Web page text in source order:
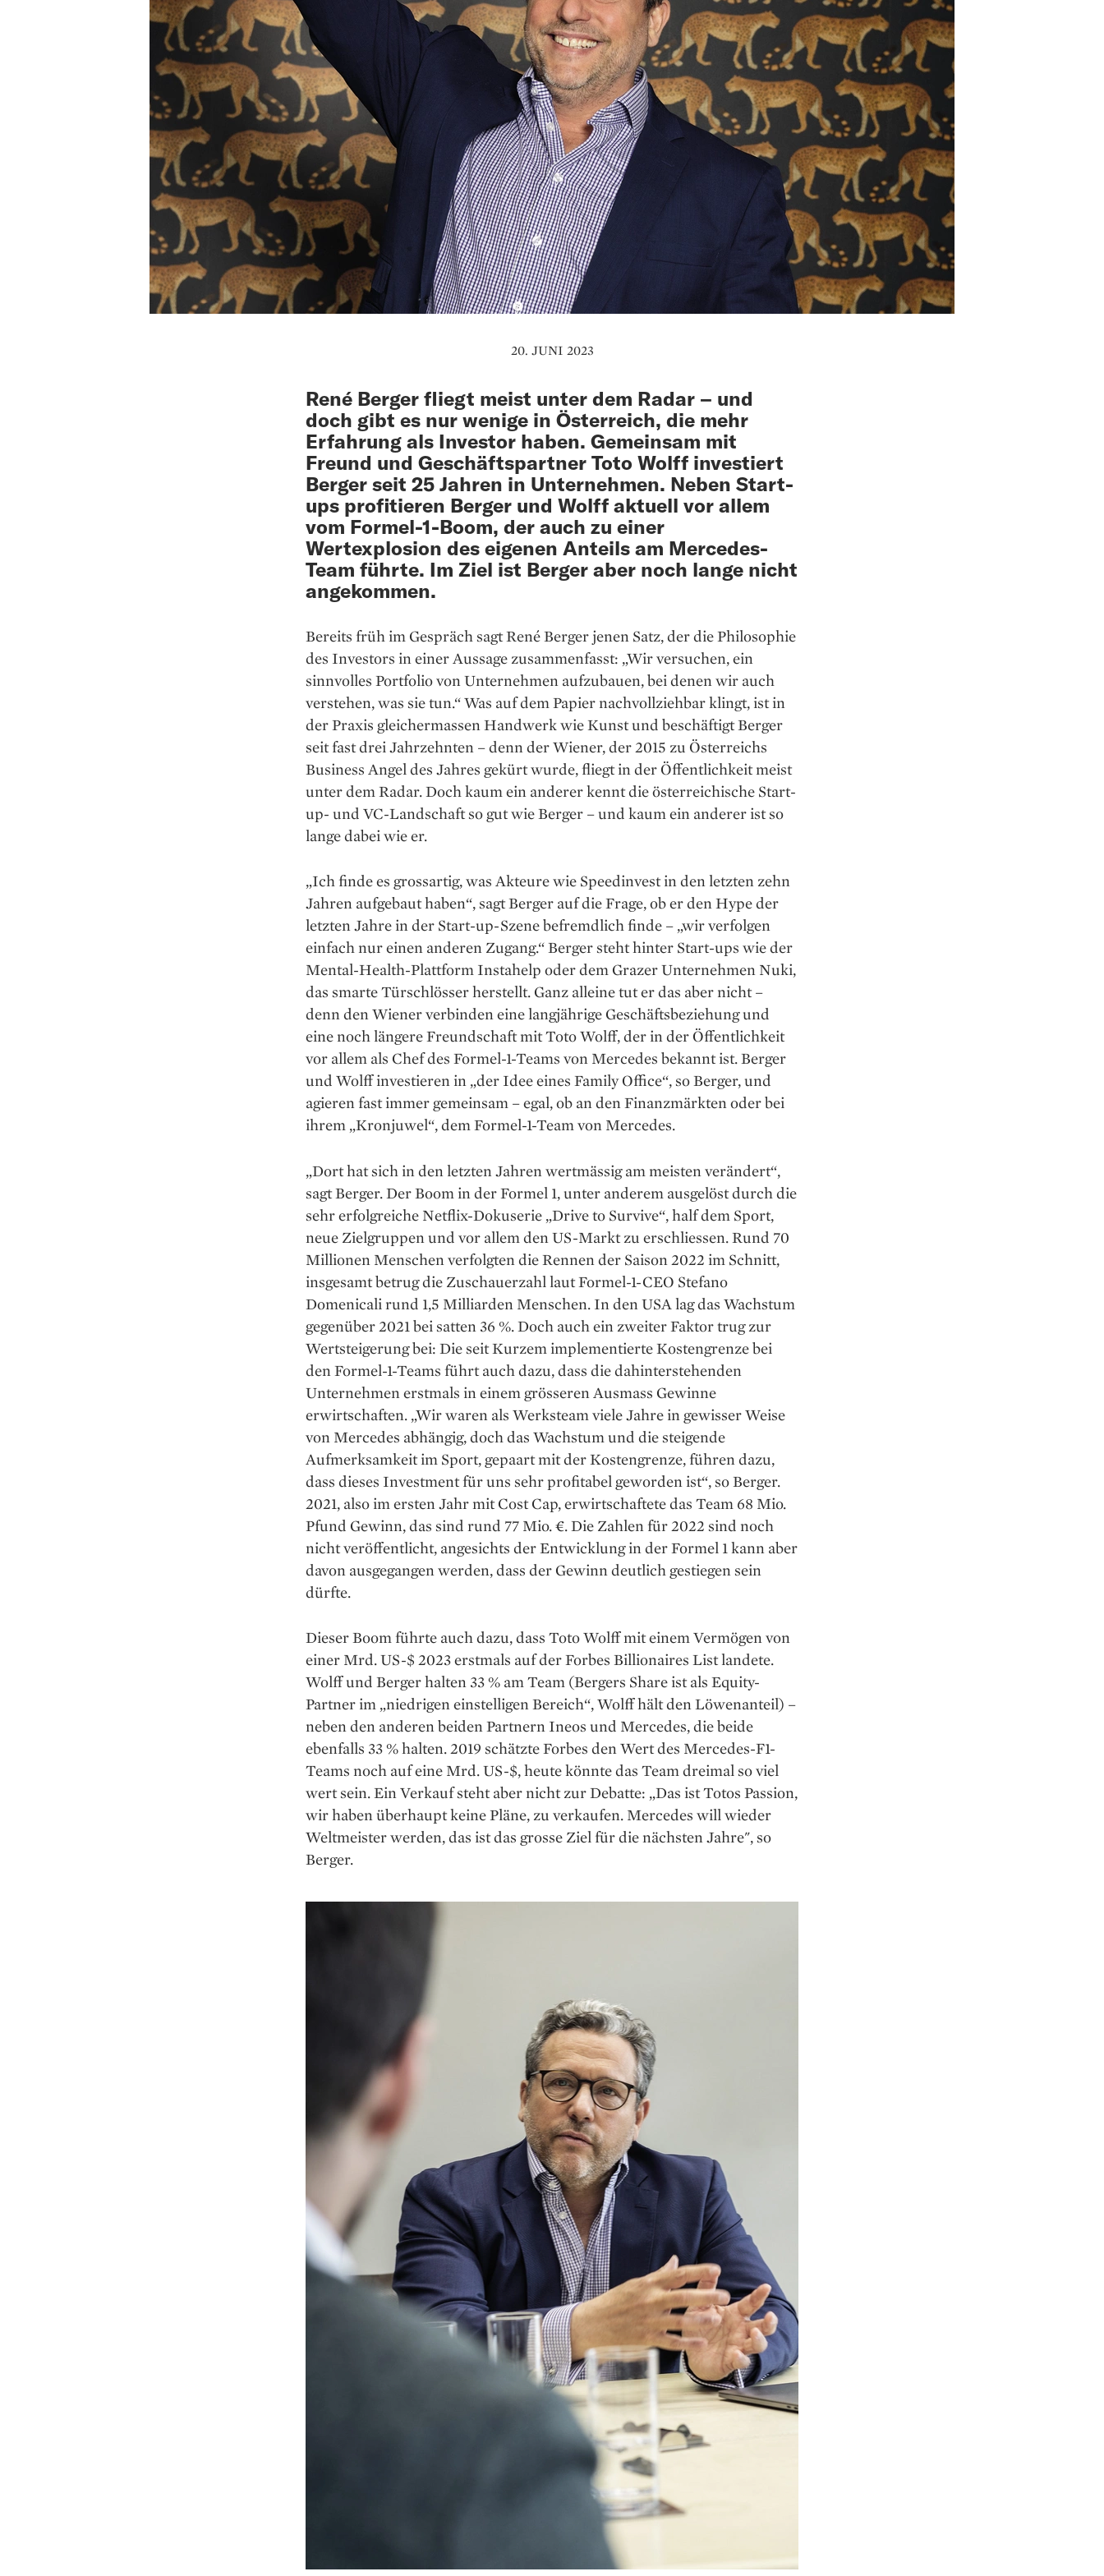
20. JUNI 2023
René Berger fliegt meist unter dem Radar – und
doch gibt es nur wenige in Österreich, die mehr
Erfahrung als Investor haben. Gemeinsam mit
Freund und Geschäftspartner Toto Wolff investiert
Berger seit 25 Jahren in Unternehmen. Neben Start-
ups profitieren Berger und Wolff aktuell vor allem
vom Formel-1-Boom, der auch zu einer
Wertexplosion des eigenen Anteils am Mercedes-
Team führte. Im Ziel ist Berger aber noch lange nicht
angekommen.
Bereits früh im Gespräch sagt René Berger jenen Satz, der die Philo­sophie
des Investors in einer Aussage zusammenfasst: „Wir versuchen, ein
sinnvolles Portfolio von Unternehmen aufzubauen, bei denen wir auch
verstehen, was sie tun.“ Was auf dem Papier nachvollziehbar klingt, ist in
der Praxis gleichermassen Hand­werk wie Kunst und beschäftigt Berger
seit fast drei Jahrzehnten – denn der Wiener, der 2015 zu Österreichs
Business Angel des Jahres gekürt wurde, fliegt in der Öffentlichkeit meist
unter dem Radar. Doch kaum ein anderer kennt die österreichische Start-
up- und VC-Landschaft so gut wie Berger – und kaum ein anderer ist so
lange dabei wie er.
„Ich finde es grossartig, was Akteure wie Speedinvest in den letzten zehn
Jahren aufgebaut haben“, sagt Berger auf die Frage, ob er den Hype der
letzten Jahre in der Start-up-Szene befremdlich finde – „wir verfolgen
einfach nur einen anderen Zugang.“ Berger steht hinter Start-ups wie der
Mental-Health-Plattform Instahelp oder dem Grazer Unternehmen Nuki,
das smarte Türschlösser herstellt. Ganz alleine tut er das aber nicht –
denn den Wiener verbinden eine lang­jährige Geschäftsbeziehung und
eine noch längere Freundschaft mit Toto Wolff, der in der Öffentlichkeit
vor allem als Chef des Formel-1-Teams von Mercedes bekannt ist. Berger
und Wolff investieren in „der Idee eines Family Office“, so Berger, und
agieren fast immer gemeinsam – egal, ob an den Finanzmärkten oder bei
ihrem „Kronjuwel“, dem Formel-1-Team von Mercedes.
„Dort hat sich in den letzten Jahren wertmässig am meisten verändert“,
sagt Berger. Der Boom in der Formel 1, unter anderem ausgelöst durch die
sehr erfolg­reiche Netflix-Dokuserie „Drive to Survive“, half dem Sport,
neue Zielgruppen und vor allem den US-Markt zu erschliessen. Rund 70
Millionen Menschen verfolgten die Rennen der Saison 2022 im Schnitt,
insgesamt betrug die Zuschauerzahl laut Formel-1-CEO Stefano
Domenicali rund 1,5 Milliarden Menschen. In den USA lag das Wachstum
gegenüber 2021 bei satten 36 %. Doch auch ein zweiter Faktor trug zur
Wert­steigerung bei: Die seit Kurzem im­plementierte Kostengrenze bei
den Formel-1-Teams führt auch dazu, dass die dahinterstehenden
Unternehmen erstmals in einem grösseren Ausmass Gewinne
erwirtschaften. „Wir waren als Werksteam viele Jahre in gewisser Weise
von Mercedes abhängig, doch das Wachstum und die steigende
Aufmerksamkeit im Sport, gepaart mit der Kostengrenze, führen dazu,
dass dieses Investment für uns sehr profitabel geworden ist“, so Berger.
2021, also im ersten Jahr mit Cost Cap, erwirtschaftete das Team 68 Mio.
Pfund Gewinn, das sind rund 77 Mio. €. Die Zahlen für 2022 sind noch
nicht veröffentlicht, angesichts der Entwicklung in der Formel 1 kann aber
davon ausgegangen werden, dass der Gewinn deutlich ge­stiegen sein
dürfte.
Dieser Boom führte auch dazu, dass Toto Wolff mit einem ­Vermögen von
einer Mrd. US-$ 2023 erstmals auf der Forbes Billionaires List landete.
Wolff und Berger halten 33 % am Team (Bergers Share ist als Equity-
Partner im „niedrigen einstelligen Bereich“, Wolff hält den Löwenanteil) –
neben den anderen beiden Partnern Ineos und Mercedes, die beide
ebenfalls 33 % halten. 2019 schätzte Forbes den Wert des Mercedes-F1-
Teams noch auf eine Mrd. US-$, heute könnte das Team dreimal so viel
wert sein. Ein Verkauf steht aber nicht zur De­batte: „Das ist Totos Passion,
wir haben überhaupt keine Pläne, zu verkaufen. Mercedes will wieder
Weltmeister werden, das ist das grosse Ziel für die nächsten Jahre", so
Berger.